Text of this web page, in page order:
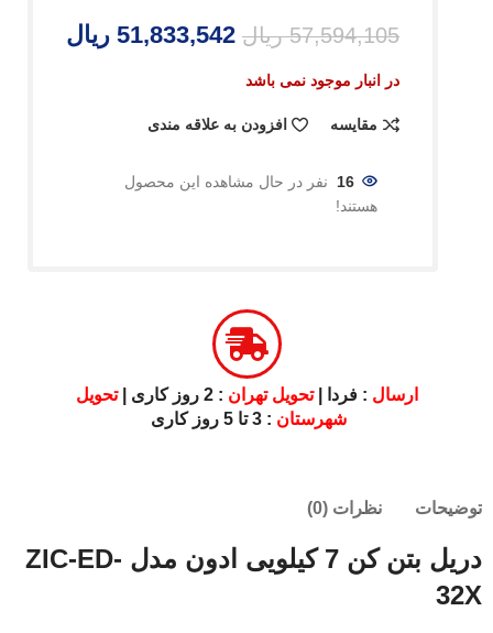
57,594,105 ریال 51,833,542 ریال
در انبار موجود نمی باشد
مقایسه افزودن به علاقه مندی
16 نفر در حال مشاهده این محصول
هستند!
ارسال : فردا |تحویل تهران : 2 روز کاری |
تحویل
شهرستان : 3 تا 5 روز کاری
توضیحات نظرات (0)
دریل بتن کن 7 کیلویی ادون مدل ZIC-ED-
32X